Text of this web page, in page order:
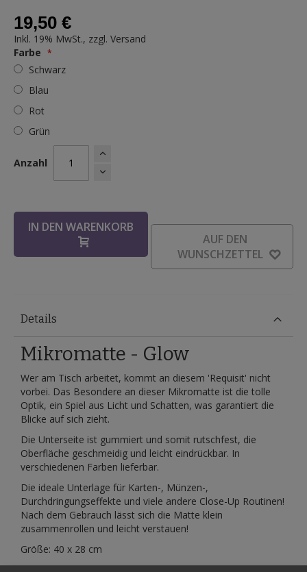
19,50 €
Inkl. 19% MwSt., zzgl. Versand
Farbe
Schwarz
Blau
Rot
Grün
Anzahl
IN DEN WARENKORB
AUF DEN
WUNSCHZETTEL
Details
Mikromatte - Glow
Wer am Tisch arbeitet, kommt an diesem 'Requisit' nicht
vorbei. Das Besondere an dieser Mikromatte ist die tolle
Optik, ein Spiel aus Licht und Schatten, was garantiert die
Blicke auf sich zieht.
Die Unterseite ist gummiert und somit rutschfest, die
Oberfläche geschmeidig und leicht eindrückbar. In
verschiedenen Farben lieferbar.
Die ideale Unterlage für Karten-, Münzen-,
Durchdringungseffekte und viele andere Close-Up Routinen!
Nach dem Gebrauch lässt sich die Matte klein
zusammenrollen und leicht verstauen!
Größe: 40 x 28 cm